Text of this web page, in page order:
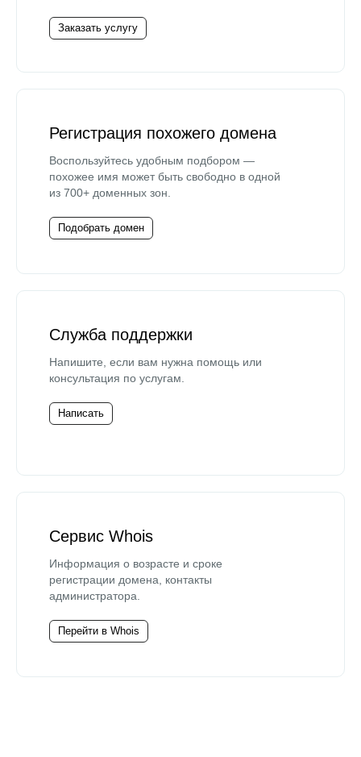
Заказать услугу
Регистрация похожего домена
Воспользуйтесь удобным подбором —
похожее имя может быть свободно в одной
из 700+ доменных зон.
Подобрать домен
Служба поддержки
Напишите, если вам нужна помощь или
консультация по услугам.
Написать
Сервис Whois
Информация о возрасте и сроке
регистрации домена, контакты
администратора.
Перейти в Whois